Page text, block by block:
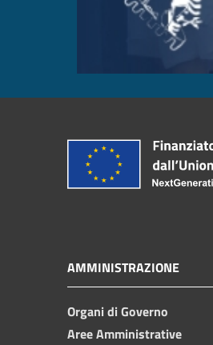
AMMINISTRAZIONE
Organi di Governo
Aree Amministrative